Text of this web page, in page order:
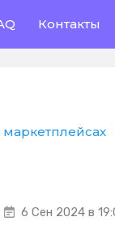
Контакты
6 Сен 2024 в